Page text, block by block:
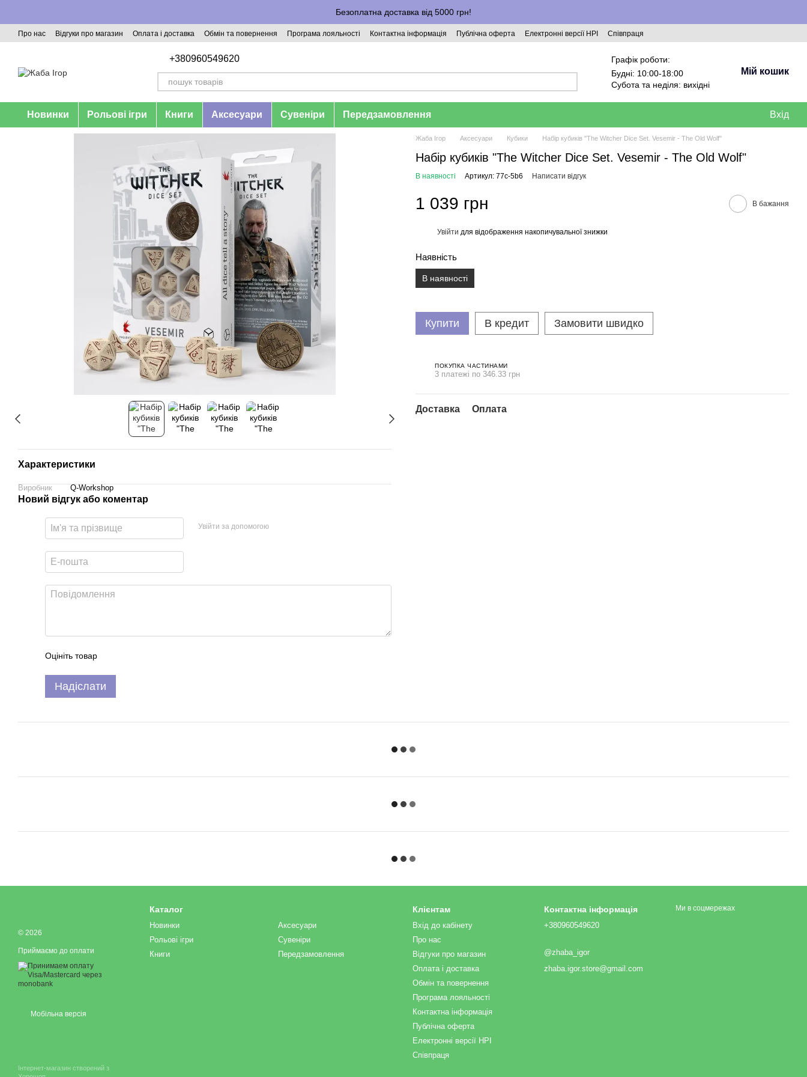
Безоплатна доставка від 5000 грн!
Про нас Відгуки про магазин Оплата і доставка Обмін та повернення Програма лояльності Контактна інформація Публічна оферта Електронні версії НРІ Співпраця
+380960549620
Графік роботи:
Будні: 10:00-18:00
Субота та неділя: вихідні
Мій кошик
Новинки Рольові ігри Книги Аксесуари Сувеніри Передзамовлення Вхід
Характеристики
Виробник Q-Workshop
Новий відгук або коментар
Увійти за допомогою
Оцініть товар
Надіслати
Жаба Ігор Аксесуари Кубики Набір кубиків "The Witcher Dice Set. Vesemir - The Old Wolf"
Набір кубиків "The Witcher Dice Set. Vesemir - The Old Wolf"
В наявності Артикул: 77c-5b6 Написати відгук
1 039 грн В бажання
Увійти для відображення накопичувальної знижки
Наявність
В наявності
Купити В кредит Замовити швидко
ПОКУПКА ЧАСТИНАМИ
3 платежі по 346.33 грн
Доставка Оплата
© 2026
Приймаємо до оплати
Мобільна версія
Інтернет-магазин створений з
Каталог
Новинки
Рольові ігри
Книги
Аксесуари
Сувеніри
Передзамовлення
Клієнтам
Вхід до кабінету
Про нас
Відгуки про магазин
Оплата і доставка
Обмін та повернення
Програма лояльності
Контактна інформація
Публічна оферта
Електронні версії НРІ
Співпраця
Контактна інформація
+380960549620
@zhaba_igor
zhaba.igor.store@gmail.com
Ми в соцмережах